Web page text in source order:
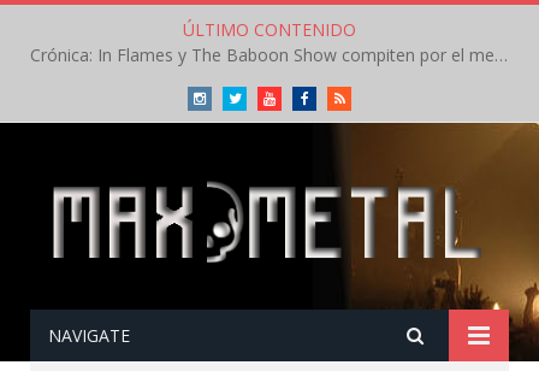
ÚLTIMO CONTENIDO
Crónica: In Flames y The Baboon Show compiten por el mejor concierto del día en el Leyendas del Rock – Viernes – Agosto 2026
InstagramTwitterYoutubeFacebookRSS
NAVIGATE